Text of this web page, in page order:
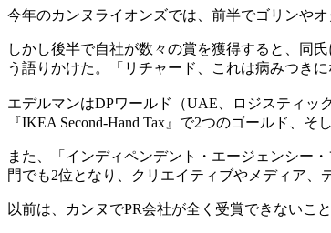
今年のカンヌライオンズでは、前半でゴリンや
しかし後半で自社が数々の賞を獲得すると、同
う語りかけた。「リチャード、これは病みつき
エデルマンはDPワールド（UAE、ロジスティッ
『IKEA Second-Hand Tax』で2つのゴールド、
また、「インディペンデント・エージェンシー
門でも2位となり、クリエイティブやメディア、
以前は、カンヌでPR会社が全く受賞できないこ